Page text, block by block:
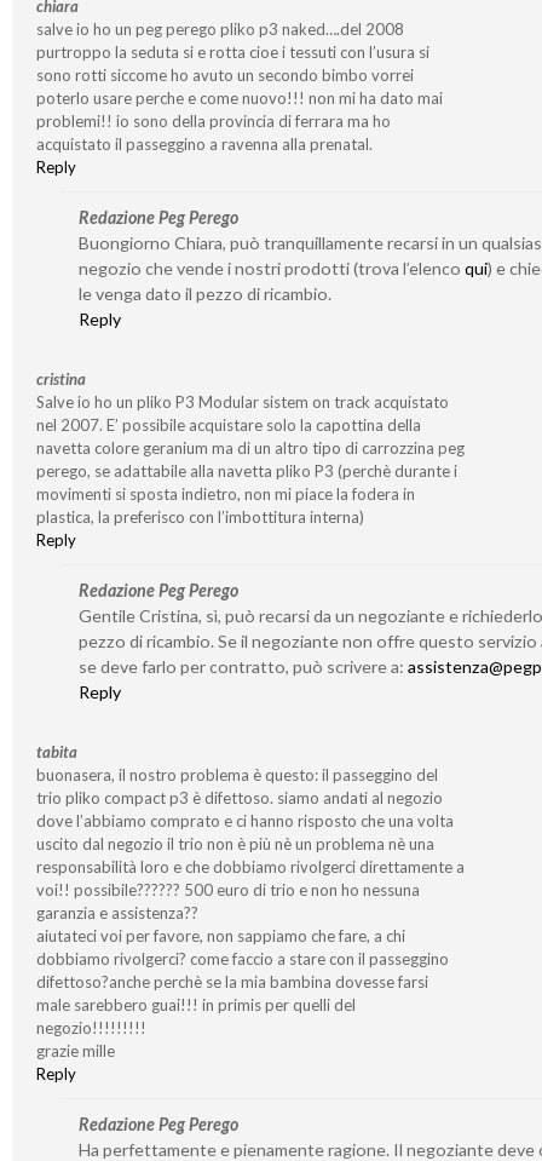
chiara
salve io ho un peg perego pliko p3 naked….del 2008
purtroppo la seduta si e rotta cioe i tessuti con l’usura si
sono rotti siccome ho avuto un secondo bimbo vorrei
poterlo usare perche e come nuovo!!! non mi ha dato mai
problemi!! io sono della provincia di ferrara ma ho
acquistato il passeggino a ravenna alla prenatal.
Reply
Redazione Peg Perego
Buongiorno Chiara, può tranquillamente recarsi in un
negozio che vende i nostri prodotti (trova l’elenco qui) e
le venga dato il pezzo di ricambio.
Reply
cristina
Salve io ho un pliko P3 Modular sistem on track acquistato
nel 2007. E’ possibile acquistare solo la capottina della
navetta colore geranium ma di un altro tipo di carrozzina peg
perego, se adattabile alla navetta pliko P3 (perchè durante i
movimenti si sposta indietro, non mi piace la fodera in
plastica, la preferisco con l’imbottitura interna)
Reply
Redazione Peg Perego
Gentile Cristina, sì, può recarsi da un negoziante e
pezzo di ricambio. Se il negoziante non offre questo servizio
se deve farlo per contratto, può scrivere a:
Reply
tabita
buonasera, il nostro problema è questo: il passeggino del
trio pliko compact p3 è difettoso. siamo andati al negozio
dove l’abbiamo comprato e ci hanno risposto che una volta
uscito dal negozio il trio non è più nè un problema nè una
responsabilità loro e che dobbiamo rivolgerci direttamente a
voi!! possibile?????? 500 euro di trio e non ho nessuna
garanzia e assistenza??
aiutateci voi per favore, non sappiamo che fare, a chi
dobbiamo rivolgerci? come faccio a stare con il passeggino
difettoso?anche perchè se la mia bambina dovesse farsi
male sarebbero guai!!! in primis per quelli del
negozio!!!!!!!!!
grazie mille
Reply
Redazione Peg Perego
Ha perfettamente e pienamente ragione. Il negoziante deve